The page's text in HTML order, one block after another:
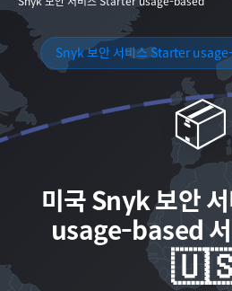
Snyk 보안 서비스 Starter
📦
미국 Snyk 보안
usage-based 서